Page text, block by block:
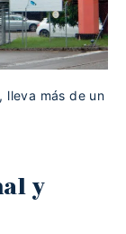
lleva más de un
y